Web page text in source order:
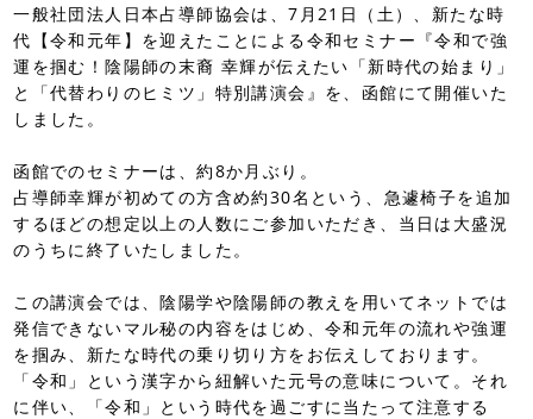
一般社団法人日本占導師協会は、7月21日（土）、新たな時
代【令和元年】を迎えたことによる令和セミナー『令和で強
運を掴む！陰陽師の末裔 幸輝が伝えたい「新時代の始まり」
と「代替わりのヒミツ」特別講演会』を、函館にて開催いた
しました。
函館でのセミナーは、約8か月ぶり。
占導師幸輝が初めての方含め約30名という、急遽椅子を追加
するほどの想定以上の人数にご参加いただき、当日は大盛況
のうちに終了いたしました。
この講演会では、陰陽学や陰陽師の教えを用いてネットでは
発信できないマル秘の内容をはじめ、令和元年の流れや強運
を掴み、新たな時代の乗り切り方をお伝えしております。
「令和」という漢字から紐解いた元号の意味について。それ
に伴い、「令和」という時代を過ごすに当たって注意する